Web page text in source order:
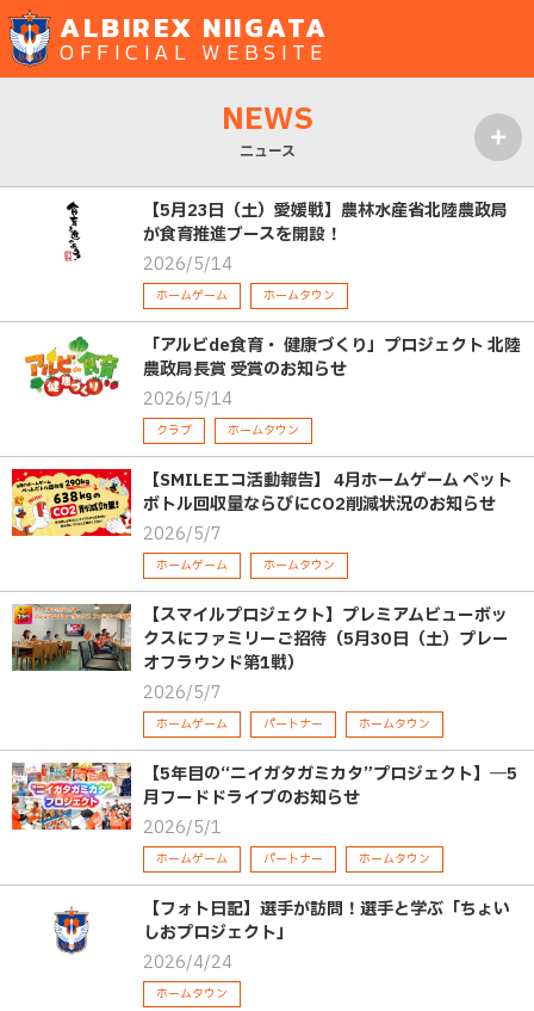
ALBIREX NIIGATA
OFFICIAL WEBSITE
NEWS
ニュース
【5月23日（土）愛媛戦】農林水産省北陸農政局
が食育推進ブースを開設！
2026/5/14
ホームゲーム ホームタウン
「アルビde食育・ 健康づくり」プロジェクト 北陸
農政局長賞 受賞のお知らせ
2026/5/14
クラブ ホームタウン
【SMILEエコ活動報告】 4月ホームゲーム ペット
ボトル回収量ならびにCO2削減状況のお知らせ
2026/5/7
ホームゲーム ホームタウン
【スマイルプロジェクト】プレミアムビューボッ
クスにファミリーご招待（5月30日（土）プレー
オフラウンド第1戦）
2026/5/7
ホームゲーム パートナー ホームタウン
【5年目の“ニイガタガミカタ”プロジェクト】―5
月フードドライブのお知らせ
2026/5/1
ホームゲーム パートナー ホームタウン
【フォト日記】選手が訪問！選手と学ぶ「ちょい
しおプロジェクト」
2026/4/24
ホームタウン